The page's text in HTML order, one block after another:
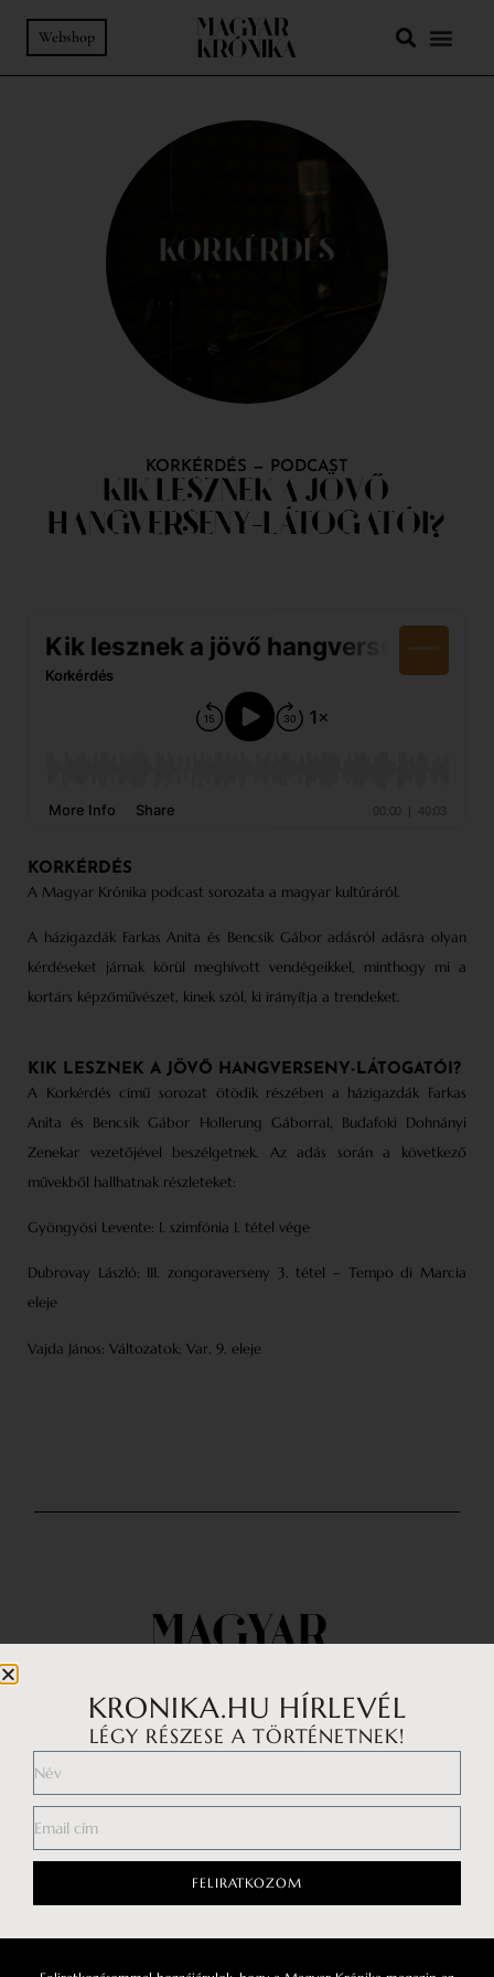
Webshop
KORKÉRDÉS — PODCAST
KIK LESZNEK A JÖVŐ
HANGVERSENY-LÁTOGATÓI?
KORKÉRDÉS
A Magyar Krónika podcast sorozata a magyar kultúráról.
A házigazdák Farkas Anita és Bencsik Gábor adásról adásra olyan
kérdéseket járnak körül meghívott vendégeikkel, minthogy mi a
kortárs képzőművészet, kinek szól, ki irányítja a trendeket.
KIK LESZNEK A JÖVŐ HANGVERSENY-LÁTOGATÓI?
A Korkérdés című sorozat ötödik részében a házigazdák Farkas
Anita és Bencsik Gábor Hollerung Gáborral, Budafoki Dohnányi
Zenekar vezetőjével beszélgetnek. Az adás során a következő
művekből hallhatnak részleteket:
Gyöngyösi Levente: I. szimfónia I. tétel vége
Dubrovay László: III. zongoraverseny 3. tétel – Tempo di Marcia
eleje
Vajda János: Változatok: Var. 9. eleje
Általános Szerződési Feltételek
KRONIKA.HU HÍRLEVÉL
LÉGY RÉSZESE A TÖRTÉNETNEK!
FELIRATKOZOM